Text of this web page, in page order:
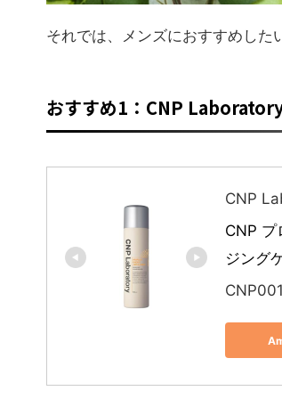
それでは、メンズにおすすめし
おすすめ1：CNP Laboratory
CNP
CNP プ
ジング